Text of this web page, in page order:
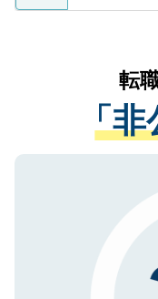
ているすべ
は、個人情
管理基準を
る、プライ
で、機密保
かがいして
経験をまじ
させていた
ない方には
ので、まず
転
「